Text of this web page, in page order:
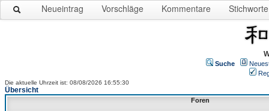
Neueintrag Vorschläge Kommentare Stichworte
Suche
Die aktuelle Uhrzeit ist: 08/08/2026 16:55:30
Übersicht
Foren